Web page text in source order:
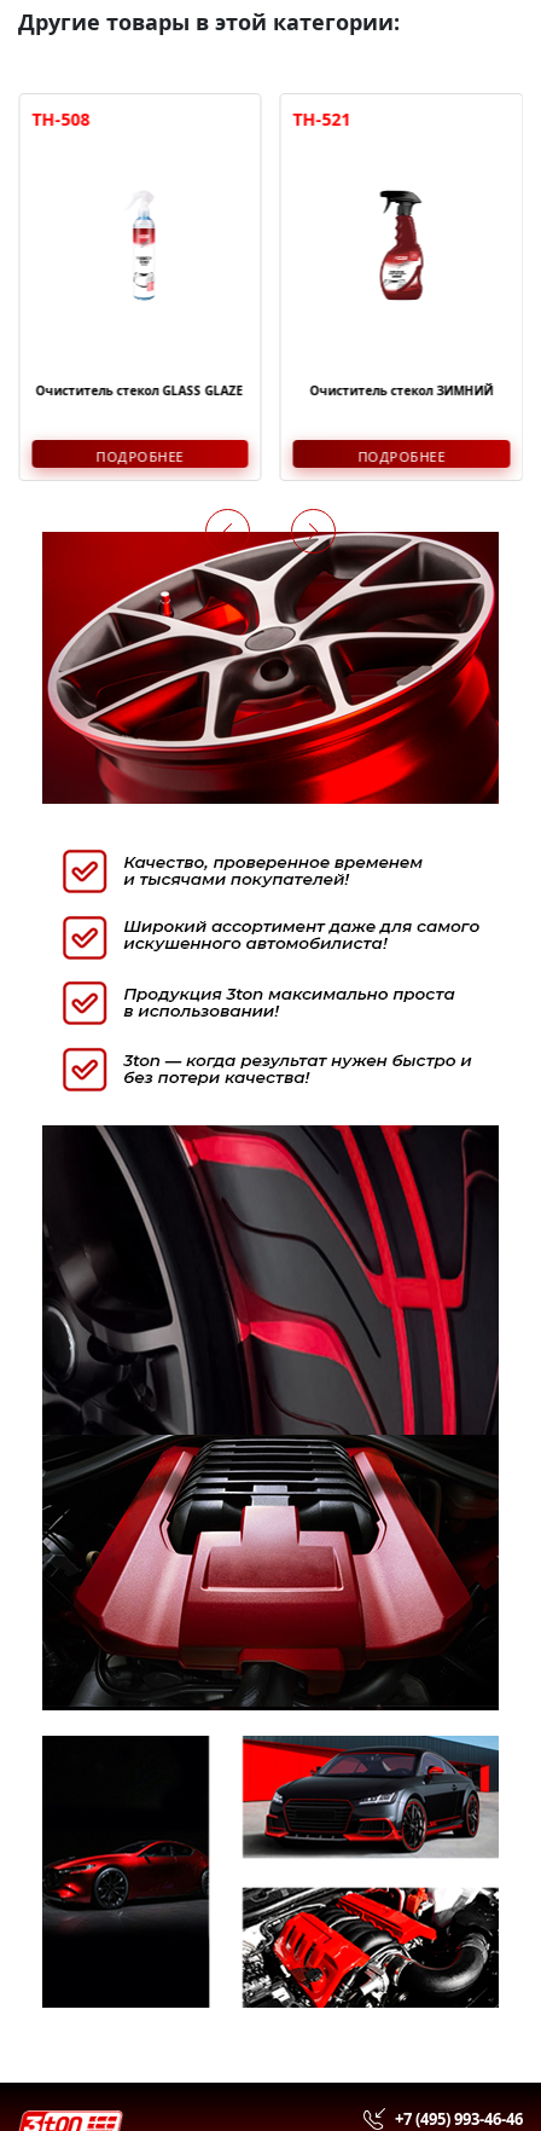
Другие товары в этой категории:
TH-508
Очиститель стекол GLASS GLAZE
ПОДРОБНЕЕ
TH-521
Очиститель стекол ЗИМНИЙ
ПОДРОБНЕЕ
+7 (495) 993-46-46